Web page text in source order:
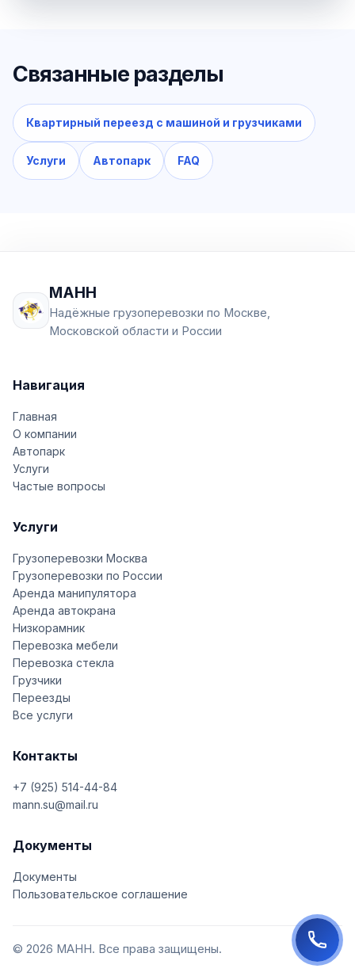
Связанные разделы
Квартирный переезд с машиной и грузчиками
Услуги Автопарк FAQ
МАНН
Надёжные грузоперевозки по Москве,
Московской области и России
Навигация
Главная
О компании
Автопарк
Услуги
Частые вопросы
Услуги
Грузоперевозки Москва
Грузоперевозки по России
Аренда манипулятора
Аренда автокрана
Низкорамник
Перевозка мебели
Перевозка стекла
Грузчики
Переезды
Все услуги
Контакты
+7 (925) 514-44-84
mann.su@mail.ru
Документы
Документы
Пользовательское соглашение
© 2026 МАНН. Все права защищены.